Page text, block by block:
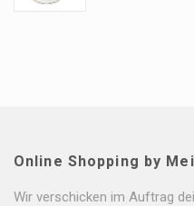
Online Shopping by
Wir verschicken im Auftrag